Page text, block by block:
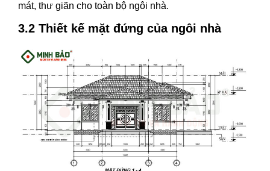
mát, thư giãn cho toàn bộ ngôi nhà.
3.2 Thiết kế mặt đứng của ngôi nhà